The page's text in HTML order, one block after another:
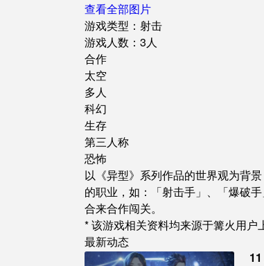
查看全部图片
游戏类型：射击
游戏人数：3人
合作
太空
多人
科幻
生存
第三人称
恐怖
以《异型》系列作品的世界观为背
的职业，如：「射击手」、「爆破
合来合作闯关。
* 该游戏相关资料均来源于篝火用户
最新动态